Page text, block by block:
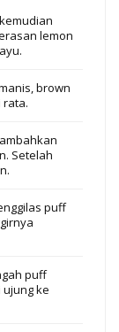
lemon
brown
rata.
Setelah
puff
puff
ke